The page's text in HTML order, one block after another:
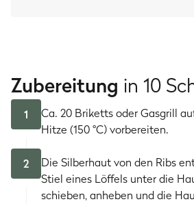
Zubereitung in 10
1
Ca. 20 Briketts oder Gasgrill
Hitze (150 °C) vorbereiten.
2
Die Silberhaut von den Ribs
Stiel eines Löffels unter die
schieben, anheben und die